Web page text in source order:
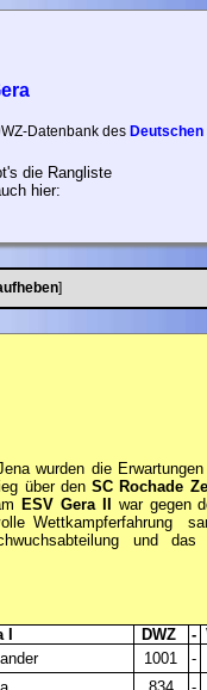
Datenbank des Deutschen
die Rangliste
hier:
]
wurden die
über denSC Rochade
ESV Gera II war gegen
Wettkampferfahrung
und das
DWZ -
1001 -